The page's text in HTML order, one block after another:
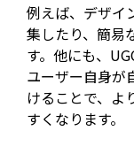
例えば、デザイ
集したり、簡易
す。他にも、
ユーザー自身が
けることで、よ
すくなります。